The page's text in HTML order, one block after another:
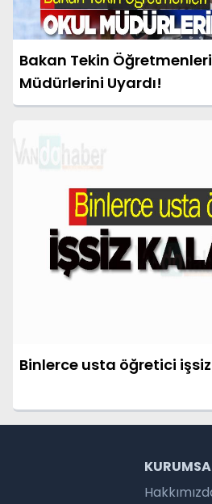
Bakan Tekin
Müdürlerini Uyardı!
Binlerce usta öğretici